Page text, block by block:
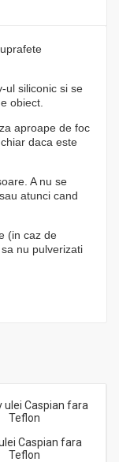
ul siliconic si se
obiect.
aproape de foc
daca este
A nu se
atunci cand
(in caz de
nu pulverizati
Caspian fara
Teflon